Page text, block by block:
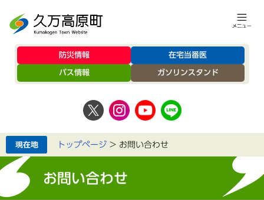
防災情報 在宅当番医
バス情報 ガソリンスタンド
トップページ > お問い合わせ
お問い合わせ